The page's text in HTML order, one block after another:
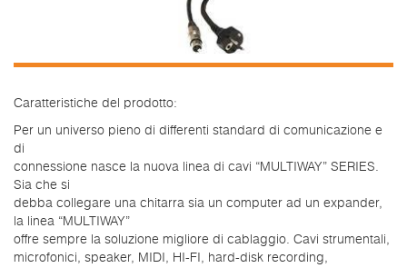
Caratteristiche del prodotto:
Per un universo pieno di differenti standard di comunicazione e
di
connessione nasce la nuova linea di cavi “MULTIWAY” SERIES.
Sia che si
debba collegare una chitarra sia un computer ad un expander,
la linea “MULTIWAY”
offre sempre la soluzione migliore di cablaggio. Cavi strumentali,
microfonici, speaker, MIDI, HI-FI, hard-disk recording,